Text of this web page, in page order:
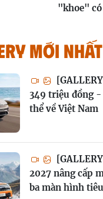
"khoe" có
MỚI NHẤT
349 triệu đồng -
thể về Việt Nam
2027 nâng cấp
ba màn hình